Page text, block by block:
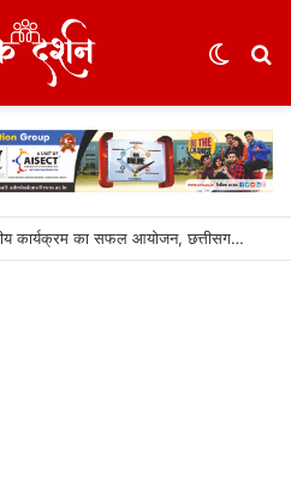
विश्व स्तनपान सप्ताह के राज्य स्तरीय कार्यक्रम का सफल आयोजन, छत्तीसगढ़ के प्रथम “मातृ दूध कोष (Mother Milk Bank)” की घोषणा……